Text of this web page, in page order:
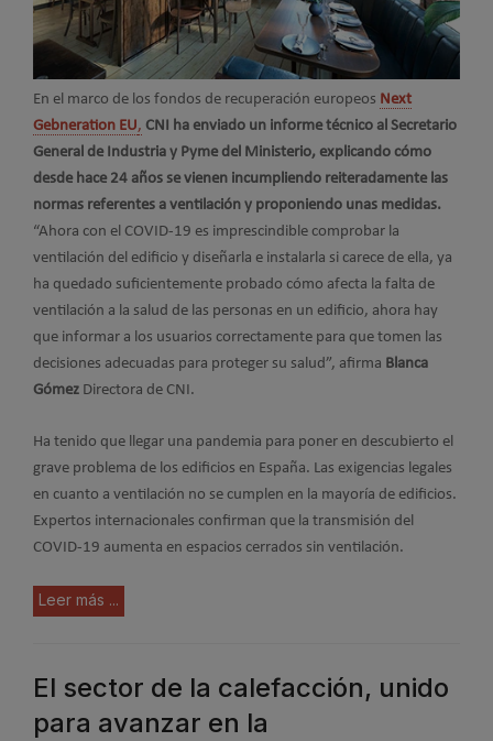
En el marco de los fondos de recuperación europeos Next
Gebneration EU, CNI ha enviado un informe técnico al Secretario
General de Industria y Pyme del Ministerio, explicando cómo
desde hace 24 años se vienen incumpliendo reiteradamente las
normas referentes a ventilación y proponiendo unas medidas.
“Ahora con el COVID-19 es imprescindible comprobar la
ventilación del edificio y diseñarla e instalarla si carece de ella, ya
ha quedado suficientemente probado cómo afecta la falta de
ventilación a la salud de las personas en un edificio, ahora hay
que informar a los usuarios correctamente para que tomen las
decisiones adecuadas para proteger su salud”, afirma Blanca
Gómez Directora de CNI.
Ha tenido que llegar una pandemia para poner en descubierto el
grave problema de los edificios en España. Las exigencias legales
en cuanto a ventilación no se cumplen en la mayoría de edificios.
Expertos internacionales confirman que la transmisión del
COVID-19 aumenta en espacios cerrados sin ventilación.
Leer más ...
El sector de la calefacción, unido
para avanzar en la